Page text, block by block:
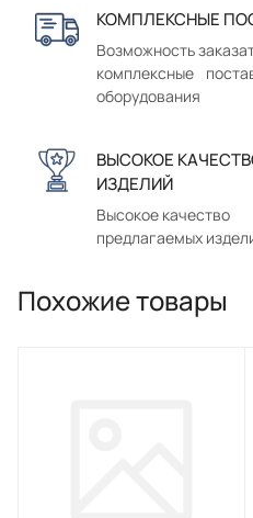
КОМПЛЕКСНЫЕ
Возможность
комплексные
оборудования
ВЫСОКОЕ
ИЗДЕЛИЙ
Высокое качество
предлагаемых
Похожие товары